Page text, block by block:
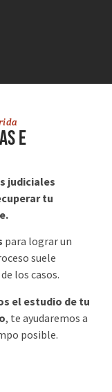
e
judiciales
tu
para lograr un
suele
los casos.
el estudio de tu
, te ayudaremos a
posible.